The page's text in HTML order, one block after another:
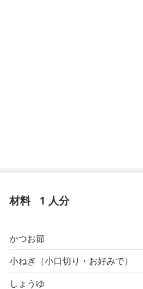
材料 1 人分
かつお節
小ねぎ（小口切り・お好みで）
しょうゆ